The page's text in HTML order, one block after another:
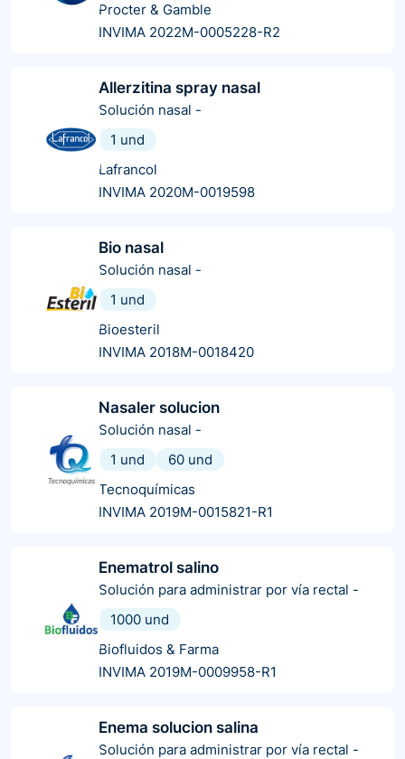
Procter & Gamble
INVIMA 2022M-0005228-R2
Allerzitina spray nasal
Solución nasal -
1 und
Lafrancol
INVIMA 2020M-0019598
Bio nasal
Solución nasal -
1 und
Bioesteril
INVIMA 2018M-0018420
Nasaler solucion
Solución nasal -
1 und
60 und
Tecnoquímicas
INVIMA 2019M-0015821-R1
Enematrol salino
Solución para administrar por vía rectal -
1000 und
Biofluidos & Farma
INVIMA 2019M-0009958-R1
Enema solucion salina
Solución para administrar por vía rectal -